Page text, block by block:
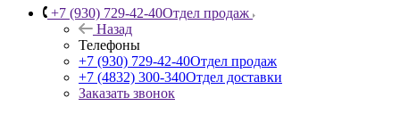
+7 (930) 729-42-40Отдел продаж
Назад
Телефоны
+7 (930) 729-42-40Отдел продаж
+7 (4832) 300-340Отдел доставки
Заказать звонок